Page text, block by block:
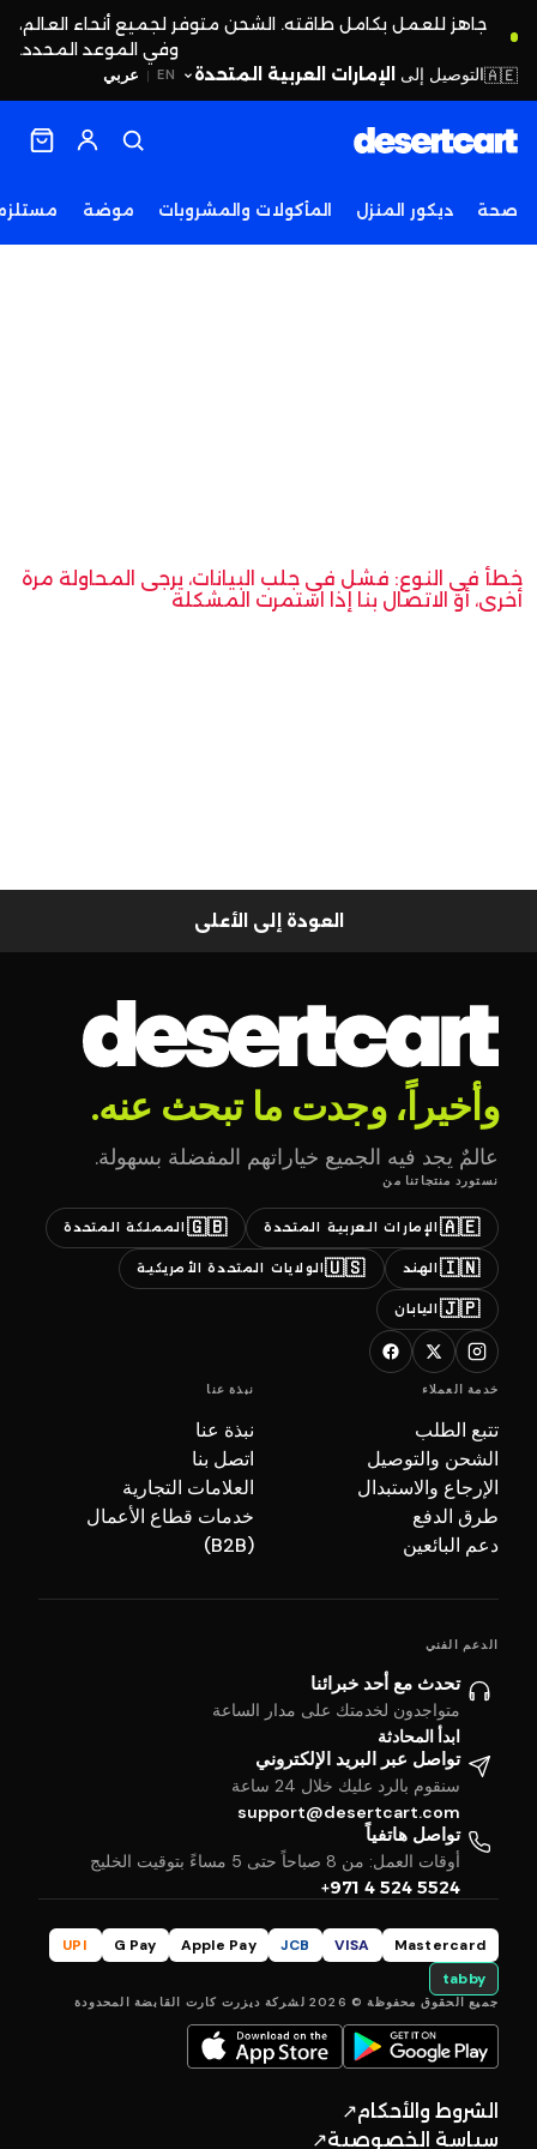
جاهز للعمل بكامل طاقته. الشحن متوفر لجميع أنحاء العالم،
وفي الموعد المحدد.
EN
| عربي 🇦🇪التوصيل إلى الإمارات العربية المتحدة
صحة ديكور المنزل المأكولات والمشروبات موضة
خطأ في النوع: فشل في جلب البيانات، يرجى المحاولة مرة
أخرى، أو الاتصال بنا إذا استمرت المشكلة
العودة إلى الأعلى
وأخيراً، وجدت ما تبحث عنه.
عالمٌ يجد فيه الجميع خياراتهم المفضلة بسهولة.
نستورد منتجاتنا من
🇦🇪 الإمارات العربية المتحدة 🇬🇧 المملكة المتحدة
🇮🇳 الهند 🇺🇸الولايات المتحدة الأمريكية
🇯🇵 اليابان
خدمة العملاء
تتبع الطلب
الشحن والتوصيل
الإرجاع والاستبدال
طرق الدفع
دعم البائعين
نبذة عنا
نبذة عنا
اتصل بنا
العلامات التجارية
خدمات قطاع الأعمال
(B2B)
الدعم الفني
تحدث مع أحد خبرائنا
متواجدون لخدمتك على مدار الساعة
ابدأ المحادثة
تواصل عبر البريد الإلكتروني
سنقوم بالرد عليك خلال 24 ساعة
support@desertcart.com
تواصل هاتفياً
أوقات العمل: من 8 صباحاً حتى 5 مساءً بتوقيت الخليج
+971 4 524 5524
Mastercard
VISA
JCB
Apple Pay
G Pay
UPI
tabby
جميع الحقوق محفوظة © 2026 لشركة ديزرت كارت القابضة المحدودة
الشروط والأحكام↗
سياسة الخصوصية↗